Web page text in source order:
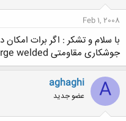
Feb 1, 2008
جوشکاری مقاومتی forge welded برای من این زحمت را بکش .
A
aghaghi
عضو جدید